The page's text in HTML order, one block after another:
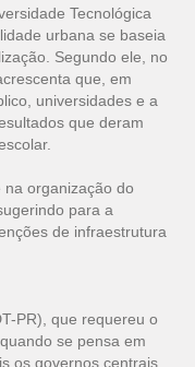
Tecnológica
urbana se baseia
Segundo ele, no
que, em
universidades e a
que deram
na organização do
para a
de infraestrutura
PR), que requereu o
se pensa em
os governos centrais,